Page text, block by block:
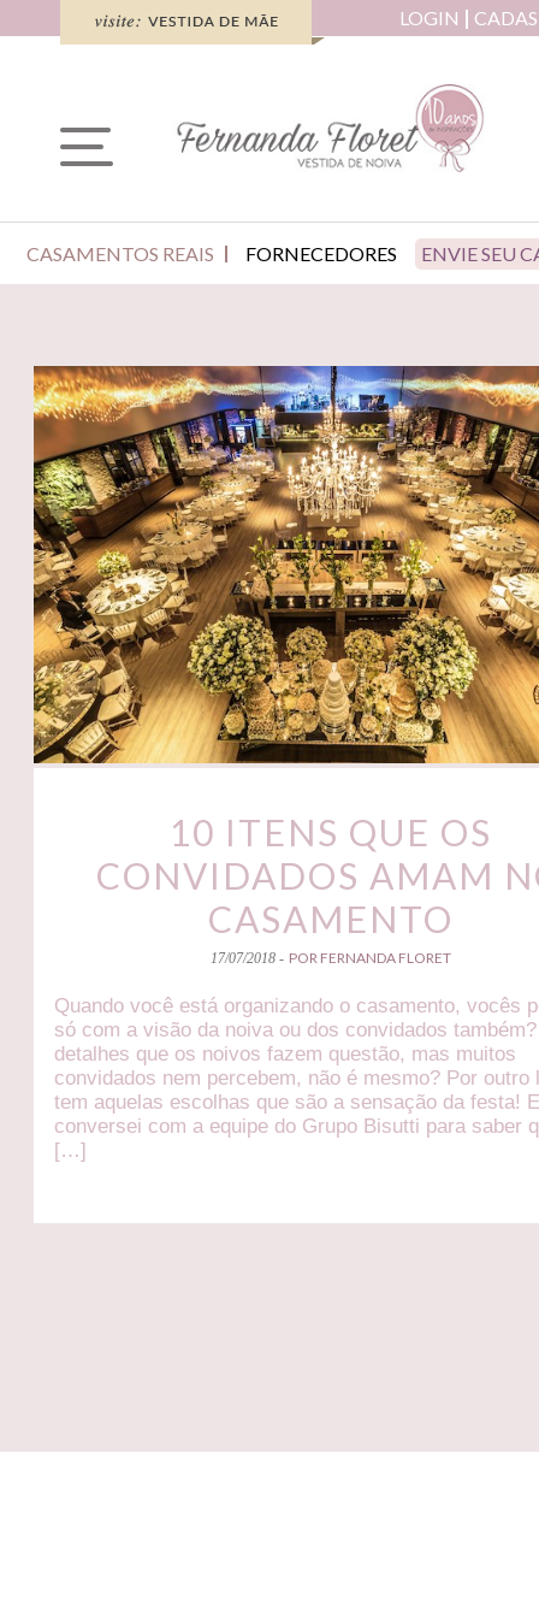
LOGIN
CASAMENTOS REAIS FORNECEDORES ENVIE SEU
10 ITENS QUE OS
CONVIDADOS AMAM
CASAMENTO
17/07/2018 - POR FERNANDA FLORET
Quando você está organizando o casamento, vocês
só com a visão da noiva ou dos convidados
detalhes que os noivos fazem questão, mas muitos
convidados nem percebem, não é mesmo? Por outro
tem aquelas escolhas que são a sensação da festa!
conversei com a equipe do Grupo Bisutti para saber
[…]